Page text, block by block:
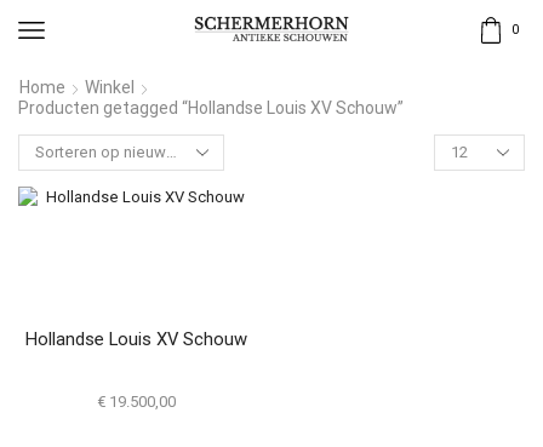
0
Home
Winkel
Producten getagged “Hollandse Louis XV Schouw”
Hollandse Louis XV Schouw
€19.500,00